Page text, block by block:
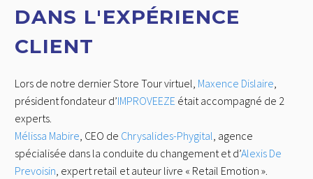
DANS L'EXPÉRIENCE
CLIENT
Lors de notre dernier Store Tour virtuel, Maxence Dislaire
président fondateur d’IMPROVEEZE était accompagné de 2
experts.
Mélissa Mabire , CEO de Chrysalides-Phygital , agence
spécialisée dans la conduite du changement et d’Alexis De
Prevoisin , expert retail et auteur livre « Retail Emotion ».